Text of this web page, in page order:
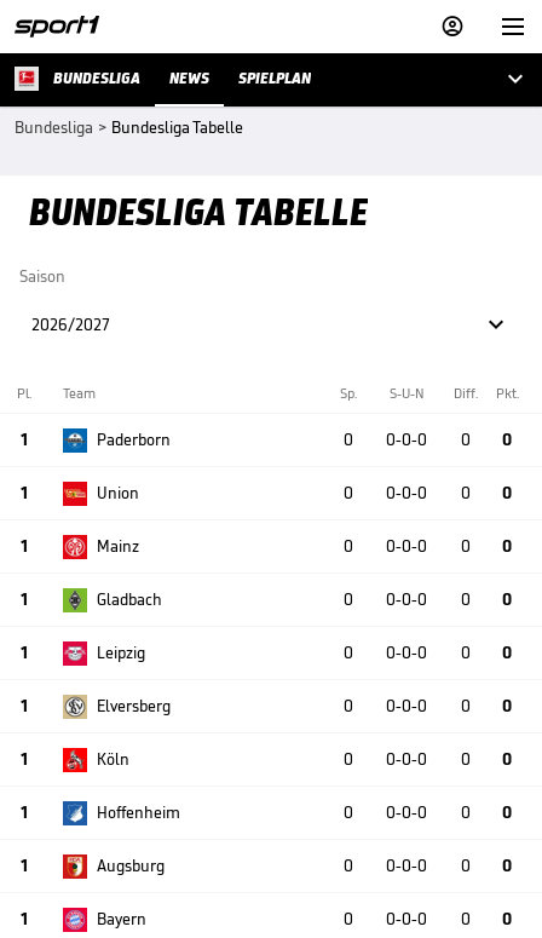


BUNDESLIGA NEWS SPIELPLAN 
Bundesliga > Bundesliga Tabelle
BUNDESLIGA TABELLE
Saison
2026/2027 
Pl. Team Sp. S-U-N Diff. Pkt.
1 Paderborn 0 0-0-0 0 0
1 Union 0 0-0-0 0 0
1 Mainz 0 0-0-0 0 0
1 Gladbach 0 0-0-0 0 0
1 Leipzig 0 0-0-0 0 0
1 Elversberg 0 0-0-0 0 0
1 Köln 0 0-0-0 0 0
1 Hoffenheim 0 0-0-0 0 0
1 Augsburg 0 0-0-0 0 0
1 Bayern 0 0-0-0 0 0